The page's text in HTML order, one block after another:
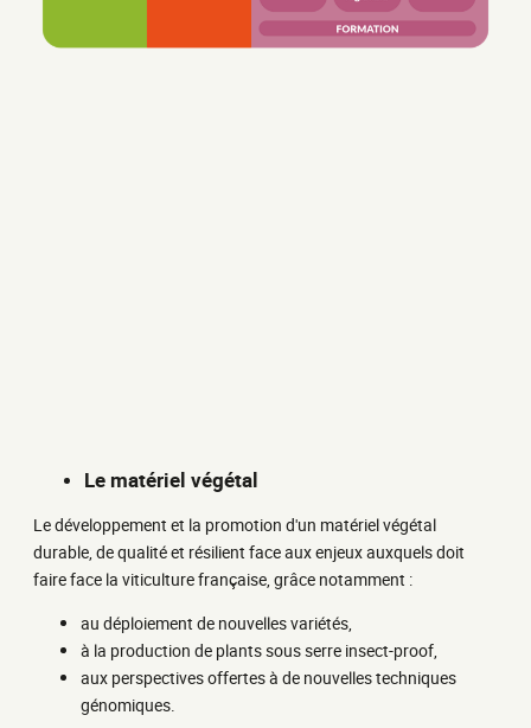
Le matériel végétal
Le développement et la promotion d'un matériel végétal
durable, de qualité et résilient face aux enjeux auxquels doit
faire face la viticulture française, grâce notamment :
au déploiement de nouvelles variétés,
à la production de plants sous serre insect-proof,
aux perspectives offertes à de nouvelles techniques
génomiques.